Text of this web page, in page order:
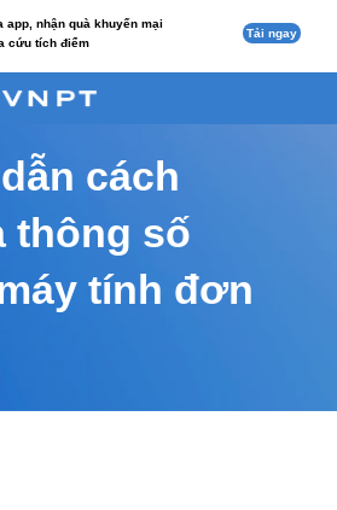
app, nhận quà khuyến mại
cứu tích điểm
Tải ngay
tin
cách
thông số
tính đơn